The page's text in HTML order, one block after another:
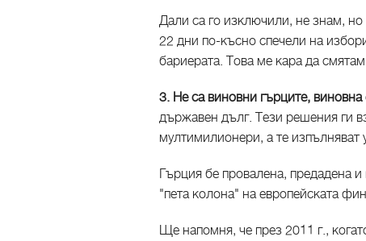
Дали са го изключили, не знам,
22 дни по-късно спечели на
бариерата. Това ме кара да
3. Не са виновни гърците, виновна
държавен дълг. Тези решения ги
мултимилионери, а те изпълняват
Гърция бе провалена, предадена
"пета колона" на европейската
Ще напомня, че през 2011 г.,